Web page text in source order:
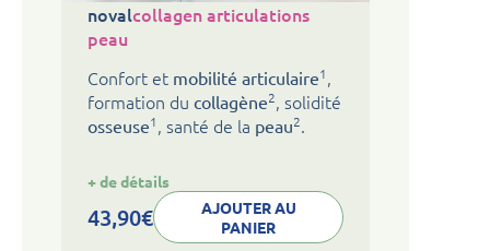
novalcollagen articulations
peau
Confort et mobilité articulaire1,
formation du collagène2, solidité
osseuse1, santé de la peau2.
+ de détails
noval collagen
articulations
peau
43,90€
AJOUTER AU
PANIER